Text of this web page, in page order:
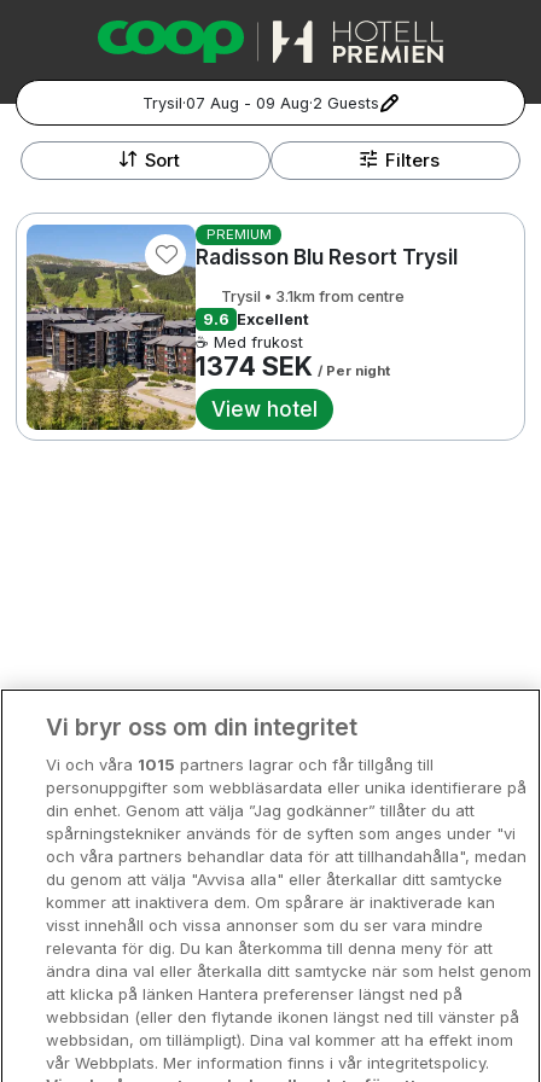
Trysil·07 Aug - 09 Aug·2 Guests
Popular Destinations:
Stockholm
Göteborg
Malmö
Hela Norge
Sort Filters
1374 SEK
+
−
PREMIUM
Radisson Blu Resort Trysil
Trysil • 3.1km from centre
9.6 Excellent
☕ Med frukost
1374 SEK / Per night
View hotel
Kontakta ossVanliga frågor
Gift VouchersCoop.seManage Preferences
Registrera ditt hotellCookie policy & Integritetspolicy
Storstadsweekend
Hotellrum under 995 kr
Spahotell
Sydsverige
Om Hotellpremien
Nya hotell
Stadsweekend
Vi bryr oss om din integritet
Vi och våra 1015 partners lagrar och får tillgång till
personuppgifter som webbläsardata eller unika identifierare på
din enhet. Genom att välja ”Jag godkänner” tillåter du att
spårningstekniker används för de syften som anges under "vi
och våra partners behandlar data för att tillhandahålla", medan
du genom att välja "Avvisa alla" eller återkallar ditt samtycke
kommer att inaktivera dem. Om spårare är inaktiverade kan
visst innehåll och vissa annonser som du ser vara mindre
relevanta för dig. Du kan återkomma till denna meny för att
ändra dina val eller återkalla ditt samtycke när som helst genom
att klicka på länken Hantera preferenser längst ned på
webbsidan (eller den flytande ikonen längst ned till vänster på
webbsidan, om tillämpligt). Dina val kommer att ha effekt inom
vår Webbplats. Mer information finns i vår integritetspolicy.